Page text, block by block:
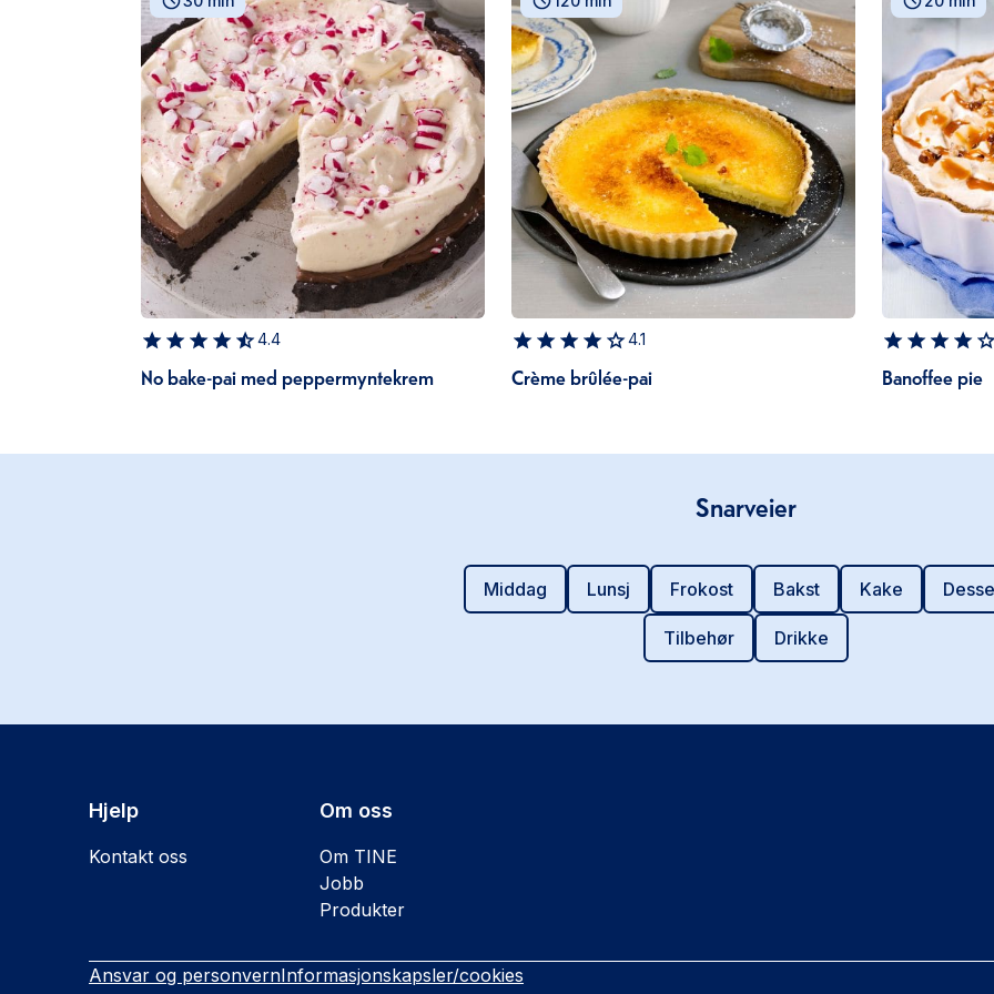
4.4
No bake-pai med peppermyntekrem
4.1
Crème brûlée-pai Banoffee pie
Snarveier
Middag Lunsj Frokost Bakst Kake
Tilbehør Drikke
Hjelp
Kontakt oss
Om oss
Om TINE
Jobb
Produkter
Ansvar og personvernInformasjonskapsler/cookies